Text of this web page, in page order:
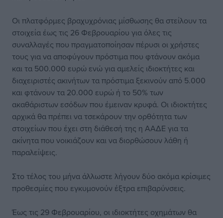
Οι πλατφόρμες βραχυχρόνιας μίσθωσης θα στείλουν τα
στοιχεία έως τις 26 Φεβρουαρίου για όλες τις
συναλλαγές που πραγματοποίησαν πέρυσι οι χρήστες
τους για να αποφύγουν πρόστιμα που φτάνουν ακόμα
και τα 500.000 ευρώ ενώ για αμελείς ιδιοκτήτες και
διαχειριστές ακινήτων τα πρόστιμα ξεκινούν από 5.000
και φτάνουν τα 20.000 ευρώ ή το 50% των
ακαθάριστων εσόδων που έμειναν κρυφά. Οι ιδιοκτήτες
αρχικά θα πρέπει να τσεκάρουν την ορθότητα των
στοιχείων που έχει στη διάθεσή της η ΑΑΔΕ για τα
ακίνητα που νοικιάζουν και να διορθώσουν λάθη ή
παραλείψεις.
Στο τέλος του μήνα άλλωστε λήγουν δύο ακόμα κρίσιμες
προθεσμίες που εγκυμονούν έξτρα επιβαρύνσεις.
Έως τις 29 Φεβρουαρίου, οι ιδιοκτήτες οχημάτων θα